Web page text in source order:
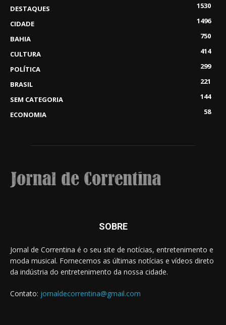
DESTAQUES
1530
CIDADE
1496
BAHIA
750
CULTURA
414
POLÍTICA
299
BRASIL
221
SEM CATEGORIA
144
ECONOMIA
58
SOBRE
Jornal de Correntina é o seu site de notícias, entretenimento e
moda musical. Fornecemos as últimas notícias e vídeos direto
da indústria do entretenimento da nossa cidade.
Contato: jornaldecorrentina@gmail.com